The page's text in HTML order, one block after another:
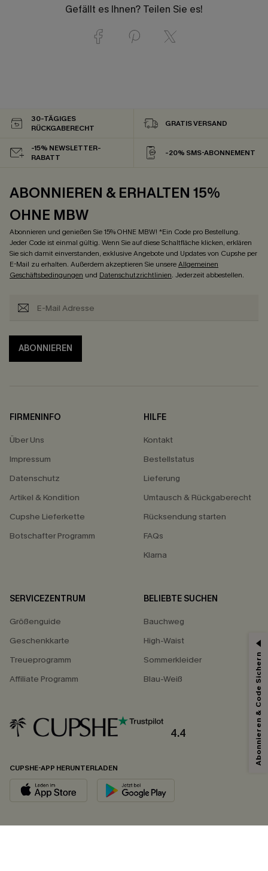
Gefällt es Ihnen? Teilen Sie es!
30-TÄGIGES
RÜCKGABERECHT
GRATIS VERSAND
-15% NEWSLETTER-
RABATT
-20% SMS-ABONNEMENT
ABONNIEREN & ERHALTEN 15%
OHNE MBW
Abonnieren und genießen Sie 15% OHNE MBW! *Ein Code pro Bestellung.
Jeder Code ist einmal gültig. Wenn Sie auf diese Schaltfläche klicken, erklären
Sie sich damit einverstanden, exklusive Angebote und Updates von Cupshe per
E-Mail zu erhalten. Außerdem akzeptieren Sie unsereAllgemeinen
Geschäftsbedingungen und Datenschutzrichtlinien. Jederzeit abbestellen.
ABONNIEREN
FIRMENINFO
Über Uns
Impressum
Datenschutz
Artikel & Kondition
Cupshe Lieferkette
Botschafter Programm
HILFE
Kontakt
Bestellstatus
Lieferung
Umtausch & Rückgaberecht
Rücksendung starten
FAQs
Klarna
SERVICEZENTRUM
Größenguide
Geschenkkarte
Treueprogramm
Affiliate Programm
BELIEBTE SUCHEN
Bauchweg
High-Waist
Sommerkleider
Blau-Weiß
4.4
CUPSHE-APP HERUNTERLADEN
Abonnieren & Code Sichern